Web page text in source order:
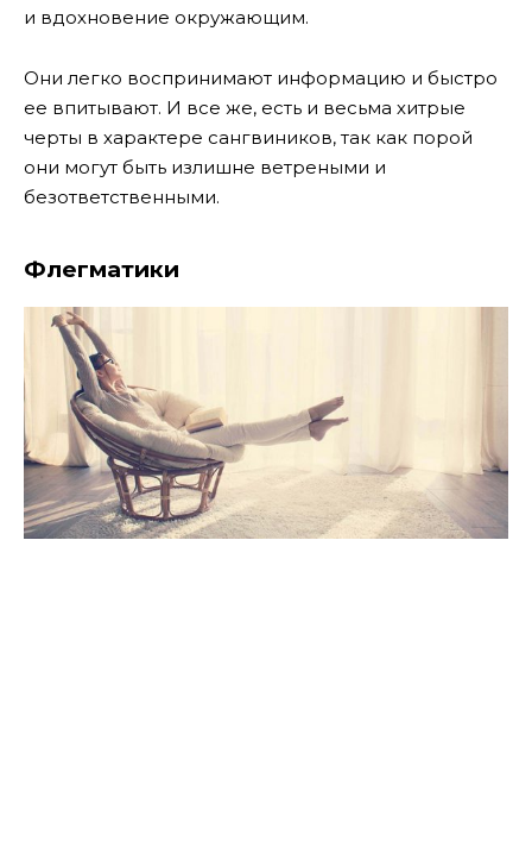
и вдохновение окружающим.
Они легко воспринимают информацию и быстро
ее впитывают. И все же, есть и весьма хитрые
черты в характере сангвиников, так как порой
они могут быть излишне ветреными и
безответственными.
Флегматики